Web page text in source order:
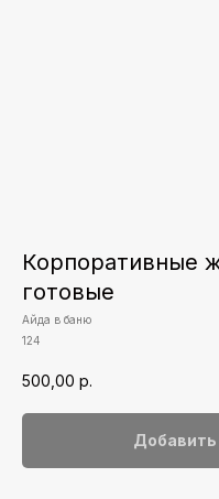
Корпоративные
готовые
Айда в баню
124
500,00 р.
Добавить